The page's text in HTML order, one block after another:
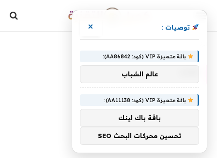
توصيات : ×
باقة متميزة VIP (كود: AA86842):
عالم الشباب
باقة متميزة VIP (كود: AA11138):
باقة باك لينك
تحسين محركات البحث SEO